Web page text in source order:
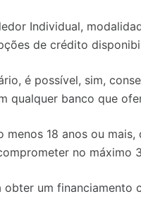
Individual,
de crédito
é possível, sim,
qualquer banco que
menos 18 anos ou
no máximo
um financiamento